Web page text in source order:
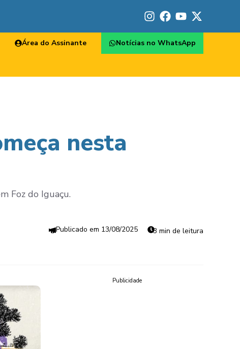
Área do Assinante Notícias no WhatsApp
nesta
Foz do Iguaçu.
13/08/2025 3 min de leitura
Publicidade